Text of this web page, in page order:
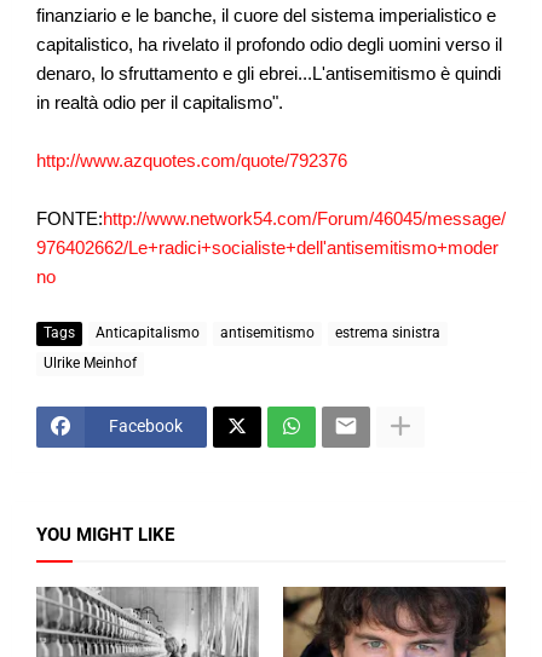
finanziario e le banche, il cuore del sistema imperialistico e
capitalistico, ha rivelato il profondo odio degli uomini verso il
denaro, lo sfruttamento e gli ebrei...L'antisemitismo è quindi
in realtà odio per il capitalismo".
http://www.azquotes.com/quote/792376
FONTE:http://www.network54.com/Forum/46045/message/
976402662/Le+radici+socialiste+dell'antisemitismo+moder
no
Tags Anticapitalismo antisemitismo
estrema sinistra
Ulrike Meinhof
Facebook
YOU MIGHT LIKE